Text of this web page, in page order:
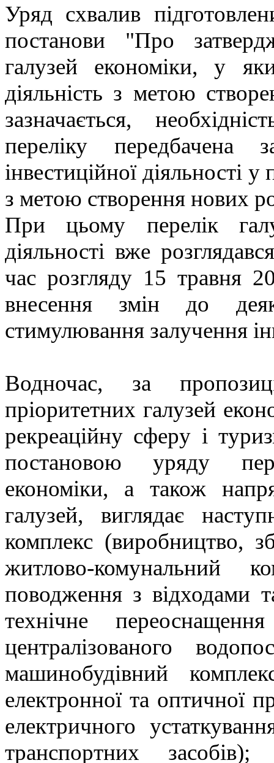
Уряд схвалив
постанови "Про
галузей економіки, у
діяльність з метою
зазначається,
переліку передбачена
інвестиційної діяльності
з метою створення нових
При цьому перелік
діяльності вже
час розгляду 15 травня
внесення змін до
стимулювання залучення
Водночас, за
пріоритетних галузей
рекреаційну сферу і
постановою уряду
економіки, а також
галузей, виглядає
комплекс (виробництво,
житлово-комунальний
поводження з відходами
технічне
централізованого
машинобудівний
електронної та оптичної
електричного
транспортних засобів);